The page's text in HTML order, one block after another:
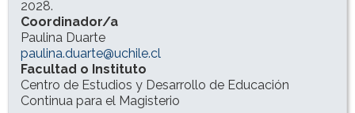
2028.
Coordinador/a
Paulina Duarte
paulina.duarte@uchile.cl
Facultad o Instituto
Centro de Estudios y Desarrollo de Educación
Continua para el Magisterio